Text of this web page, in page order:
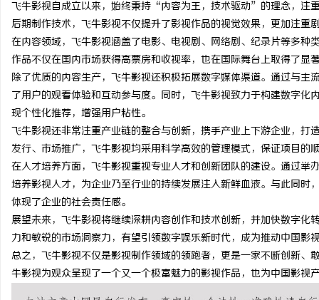
飞牛影视自成立以来，始终秉持“内容为王，技术驱动”的理念，注
后期制作技术，飞牛影视不仅提升了影视作品的视觉效果，更加注
在内容领域，飞牛影视涵盖了电影、电视剧、网络剧、纪录片等多
作品不仅在国内市场获得高票房和收视率，也在国际舞台上取得了显
除了优质的内容生产，飞牛影视还积极拓展数字媒体渠道。通过与
了用户的观看体验和互动参与度。同时，飞牛影视致力于构建数字
现个性化推荐，增强用户粘性。
飞牛影视还非常注重产业链的整合与创新，携手产业上下游企业，
发行、市场推广，飞牛影视均采用科学高效的管理模式，保证项目的
在人才培养方面，飞牛影视重视专业人才和创新团队的建设。通过
培养影视人才，为企业乃至行业的持续发展注入新鲜血液。与此同
体现了企业的社会责任感。
展望未来，飞牛影视将继续深耕内容创作和技术创新，并加快数字
力和敏锐的市场洞察力，有望引领数字娱乐新时代，成为推动中国影
总之，飞牛影视不仅是影视制作领域的领跑者，更是一家不断创新
牛影视为观众呈现了一个又一个极富魅力的影视作品，也为中国影视
全面解析槟榔代理业务